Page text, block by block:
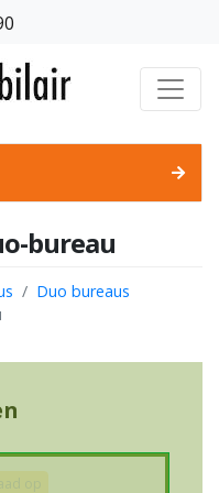
bureau
Duo bureaus